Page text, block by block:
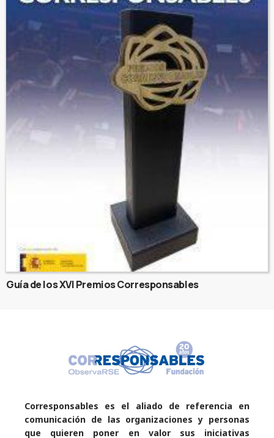
Guía de los XVI Premios Corresponsables
Corresponsables es el aliado de referencia en
comunicación de las organizaciones y personas
que quieren poner en valor sus iniciativas